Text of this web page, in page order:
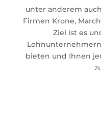
unter anderem
Firmen Krone,
Ziel ist es
bieten und Ihnen